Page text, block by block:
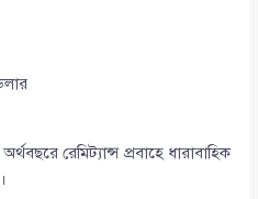
রেমিট্যান্স প্রবাহে ধারাবাহিক